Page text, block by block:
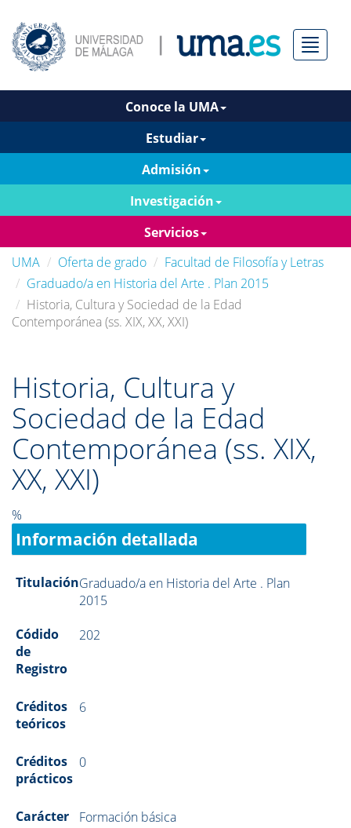
Menú
Conoce la UMA
Estudiar
Admisión
Investigación
Servicios
UMA
Oferta de grado
Facultad de Filosofía y Letras
Graduado/a en Historia del Arte . Plan 2015
Historia, Cultura y Sociedad de la Edad
Contemporánea (ss. XIX, XX, XXI)
Historia, Cultura y
Sociedad de la Edad
Contemporánea (ss. XIX,
XX, XXI)
%
Información detallada
TitulaciónGraduado/a en Historia del Arte . Plan
2015
Códido
de
Registro
202
Créditos
teóricos
6
Créditos
prácticos
0
Carácter Formación básica